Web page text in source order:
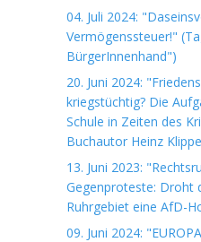
04. Juli 2024:
Vermögenssteuer!"
BürgerInnenhand")
20. Juni 2024:
kriegstüchtig? Die
Schule in Zeiten des
Buchautor Heinz
13. Juni 2023:
Gegenproteste: Droht
Ruhrgebiet eine AfD-
09. Juni 2024: